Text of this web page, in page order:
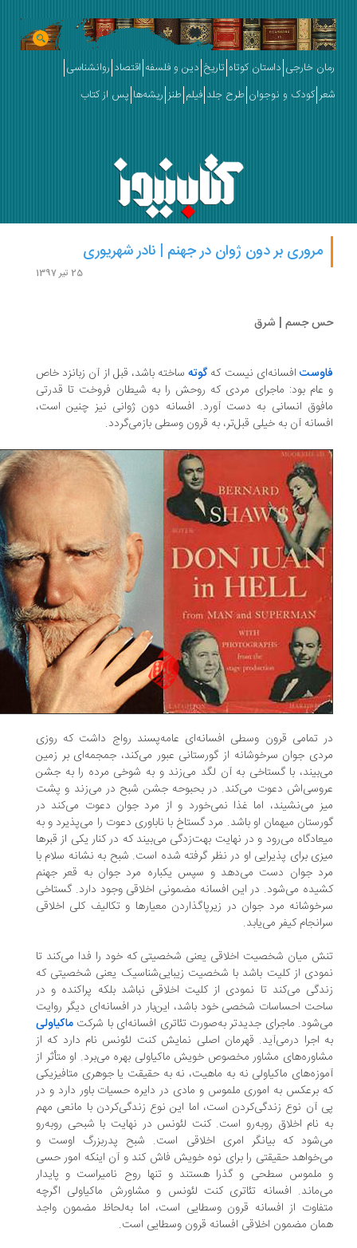
خارجی داستان کوتاه تاریخ دین و فلسفه اقتصاد روانشناسی
کودک و نوجوان طرح جلد فیلم طنز ریشه‌ها پس از کتاب
مروری بر دون ژوان در جهنم | نادر شهریوری
جسم | شرق
افسانه‌ای نیست کهگوتهساخته باشد، قبل از آن زبانزد خاص
بود: ماجرای مردی که روحش را به شیطان فروخت تا قدرتی
انسانی به دست آورد. افسانه دون ژوانی نیز چنین است،
آن به خیلی قبل‌تر، به قرون وسطی بازمی‌گردد.
تمامی قرون وسطی افسانه‌ای عامه‌پسند رواج داشت که روزی
جوان سرخوشانه از گورستانی عبور می‌کند، جمجمه‌ای بر زمین
با گستاخی به آن لگد می‌زند و به شوخی مرده را به جشن
دعوت می‌کند. در بحبوحه جشن شبح در می‌زند و پشت
می‌نشیند، اما غذا نمی‌خورد و از مرد جوان دعوت می‌کند در
میهمان او باشد. مرد گستاخ با ناباوری دعوت را می‌پذیرد و به
می‌رود و در نهایت بهت‌زدگی می‌بیند که در کنار یکی از قبرها
برای پذیرایی او در نظر گرفته شده است. شبح به نشانه سلام با
جوان دست می‌دهد و سپس یکباره مرد جوان به قعر جهنم
می‌شود. در این افسانه مضمونی اخلاقی وجود دارد. گستاخی
مرد جوان در زیرپاگذاردن معیارها و تکالیف کلی اخلاقی
کیفر می‌یابد.
میان شخصیت اخلاقی یعنی شخصیتی که خود را فدا می‌کند تا
از کلیت باشد با شخصیت زیبایی‌شناسیک یعنی شخصیتی که
می‌کند تا نمودی از کلیت اخلاقی نباشد بلکه پراکنده و در
احساسات شخصی خود باشد، این‌بار در افسانه‌ای دیگر روایت
ماجرای جدیدتر به‌صورت تئاتری افسانه‌ای با شرکت ماکیاولی
اجرا درمی‌آید. قهرمان اصلی نمایش کنت لئونس نام دارد که از
مشاور مخصوص خویش ماکیاولی بهره می‌برد. او متأثر از
ماکیاولی نه به ماهیت، نه به حقیقت یا جوهری متافیزیکی
برعکس به اموری ملموس و مادی در دایره حسیات باور دارد و در
آن نوع زندگی‌کردن است، اما این نوع زندگی‌کردن با مانعی مهم
نام اخلاق روبه‌رو است. کنت لئونس در نهایت با شبحی روبه‌رو
که بیانگر امری اخلاقی است. شبح پدربزرگ اوست و
حقیقتی را برای نوه خویش فاش کند و آن اینکه امور حسی
سطحی و گذرا هستند و تنها روح نامیراست و پایدار
افسانه تئاتری کنت لئونس و مشاورش ماکیاولی اگرچه
از افسانه قرون وسطایی است، اما به‌لحاظ مضمون واجد
مضمون اخلاقی افسانه قرون وسطایی است.